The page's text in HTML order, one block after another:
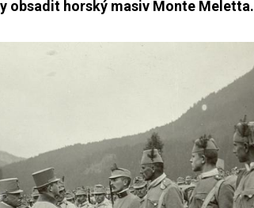
obsadit horský masiv Monte Meletta.